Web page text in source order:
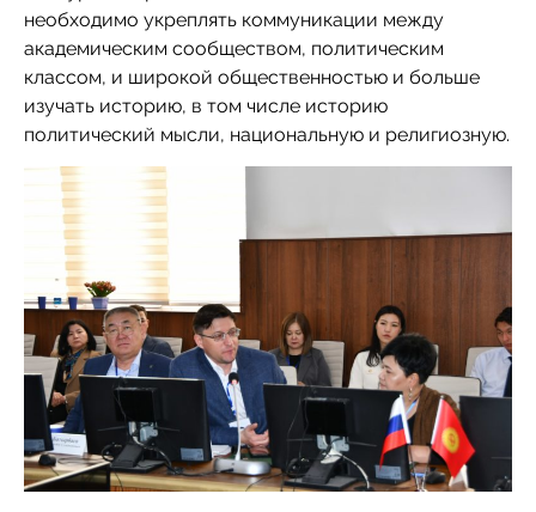
необходимо укреплять коммуникации между
академическим сообществом, политическим
классом, и широкой общественностью и больше
изучать историю, в том числе историю
политический мысли, национальную и религиозную.